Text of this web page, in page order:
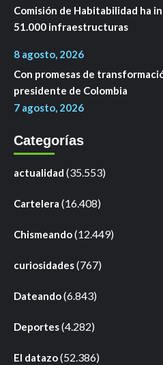
Comisión de Habitabilidad ha
51.000 infraestructuras
8 agosto, 2026
Con promesas de
presidente de Colombia
7 agosto, 2026
Categorías
actualidad (35.553)
Cartelera (16.408)
Chismeando(12.449)
curiosidades(767)
Dateando(6.843)
Deportes(4.282)
El datazo(52.386)